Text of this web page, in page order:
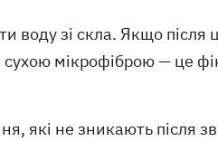
воду зі скла. Якщо після
сухою мікрофіброю — це
які не зникають після